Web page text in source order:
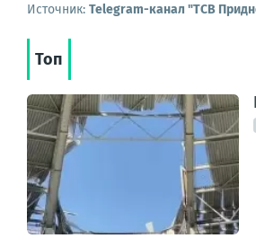
Источник: Telegram-канал "ТСВ
Топ